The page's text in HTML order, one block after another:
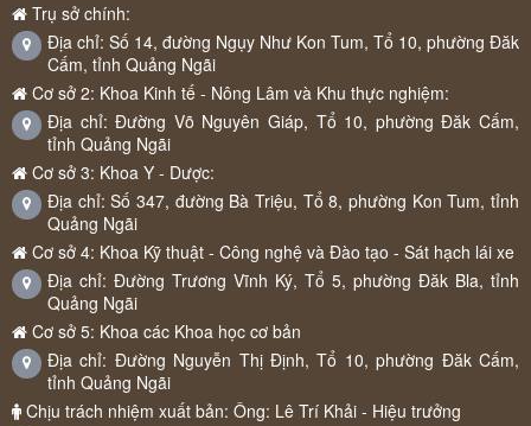
Trụ sở chính:
Địa chỉ: Số 14, đường Ngụy Như Kon Tum, Tổ 10, phường Đăk
Cấm, tỉnh Quảng Ngãi
Cơ sở 2: Khoa Kinh tế - Nông Lâm và Khu thực nghiệm:
Địa chỉ: Đường Võ Nguyên Giáp, Tổ 10, phường Đăk Cấm,
tỉnh Quảng Ngãi
Cơ sở 3: Khoa Y - Dược:
Địa chỉ: Số 347, đường Bà Triệu, Tổ 8, phường Kon Tum, tỉnh
Quảng Ngãi
Cơ sở 4: Khoa Kỹ thuật - Công nghệ và Đào tạo - Sát hạch lái xe
Địa chỉ: Đường Trương Vĩnh Ký, Tổ 5, phường Đăk Bla, tỉnh
Quảng Ngãi
Cơ sở 5: Khoa các Khoa học cơ bản
Địa chỉ: Đường Nguyễn Thị Định, Tổ 10, phường Đăk Cấm,
tỉnh Quảng Ngãi
Chịu trách nhiệm xuất bản: Ông: Lê Trí Khải - Hiệu trưởng